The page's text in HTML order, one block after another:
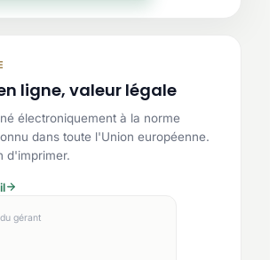
ligne, valeur légale
électroniquement à la norme
dans toute l'Union européenne.
d'imprimer.
gérant